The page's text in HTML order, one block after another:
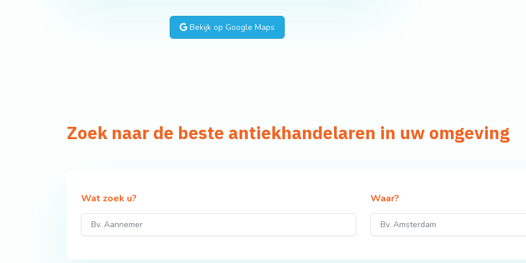
Bekijk op Google Maps
Zoek naar de beste antiekhandelaren in uw omgeving
Wat zoek u? Waar?